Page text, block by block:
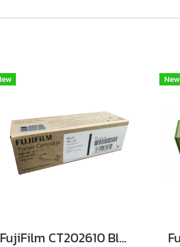
FujiFilm CT202610 Black For DocuPrint CP315dw/ CM315z หมึกพิมพ์เลเซอร์โทนเนอร์สีดำ รับประกันศูนย์บริการของแท้แน่นอน
New